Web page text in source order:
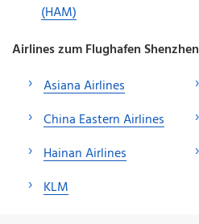
(HAM)
Airlines zum Flughafen Shenzhen
Asiana Airlines
China Eastern Airlines
Hainan Airlines
KLM